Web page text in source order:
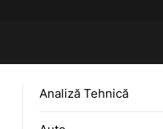
Analiză Tehnică